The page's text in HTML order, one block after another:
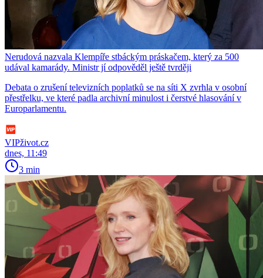
Nerudová nazvala Klempíře stbáckým práskačem, který za 500
udával kamarády. Ministr jí odpověděl ještě tvrději
Debata o zrušení televizních poplatků se na síti X zvrhla v osobní
přestřelku, ve které padla archivní minulost i čerstvé hlasování v
Europarlamentu.
VIPživot.cz
dnes, 11:49
3 min